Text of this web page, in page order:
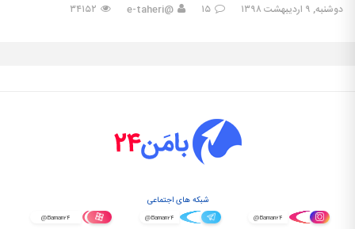
دوشنبه, ۹ اردیبهشت ۱۳۹۸ ۱۵ @e-taheri ۳۴۱۵۲
شبکه های اجتماعی
@Baman۲۴ @Baman۲۴ @Baman۲۴